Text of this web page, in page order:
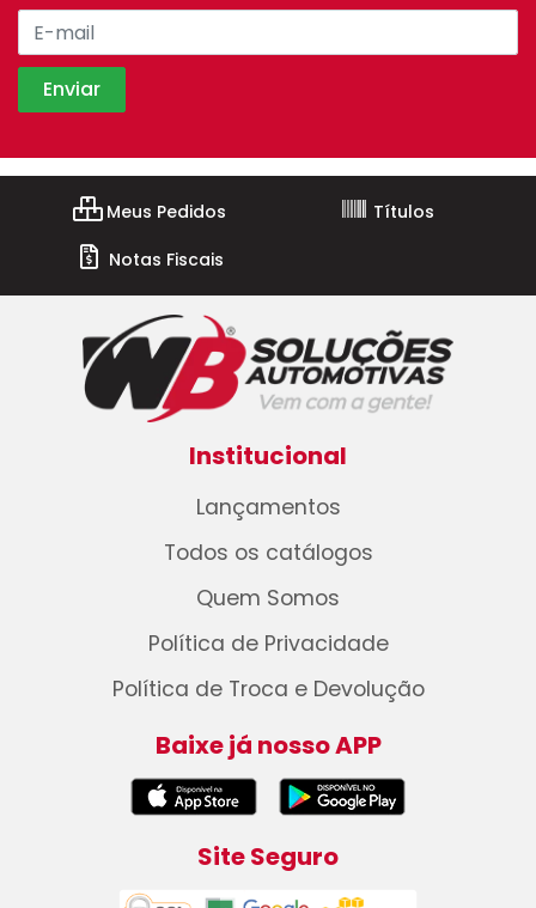
Meus Pedidos
Títulos
Notas Fiscais
Institucional
Lançamentos
Todos os catálogos
Quem Somos
Política de Privacidade
Política de Troca e Devolução
Baixe já nosso APP
Site Seguro